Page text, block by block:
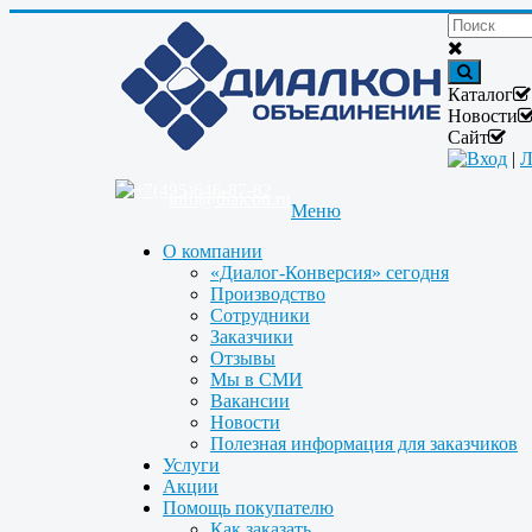
Каталог
Новости
Сайт
Вход |
Меню
О компании
«Диалог-Конверсия» сегодня
Производство
Сотрудники
Заказчики
Отзывы
Мы в СМИ
Вакансии
Новости
Полезная информация для заказчиков
Услуги
Акции
Помощь покупателю